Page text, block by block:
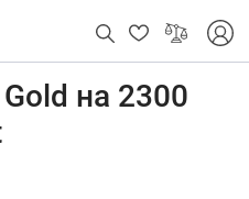
на 2300